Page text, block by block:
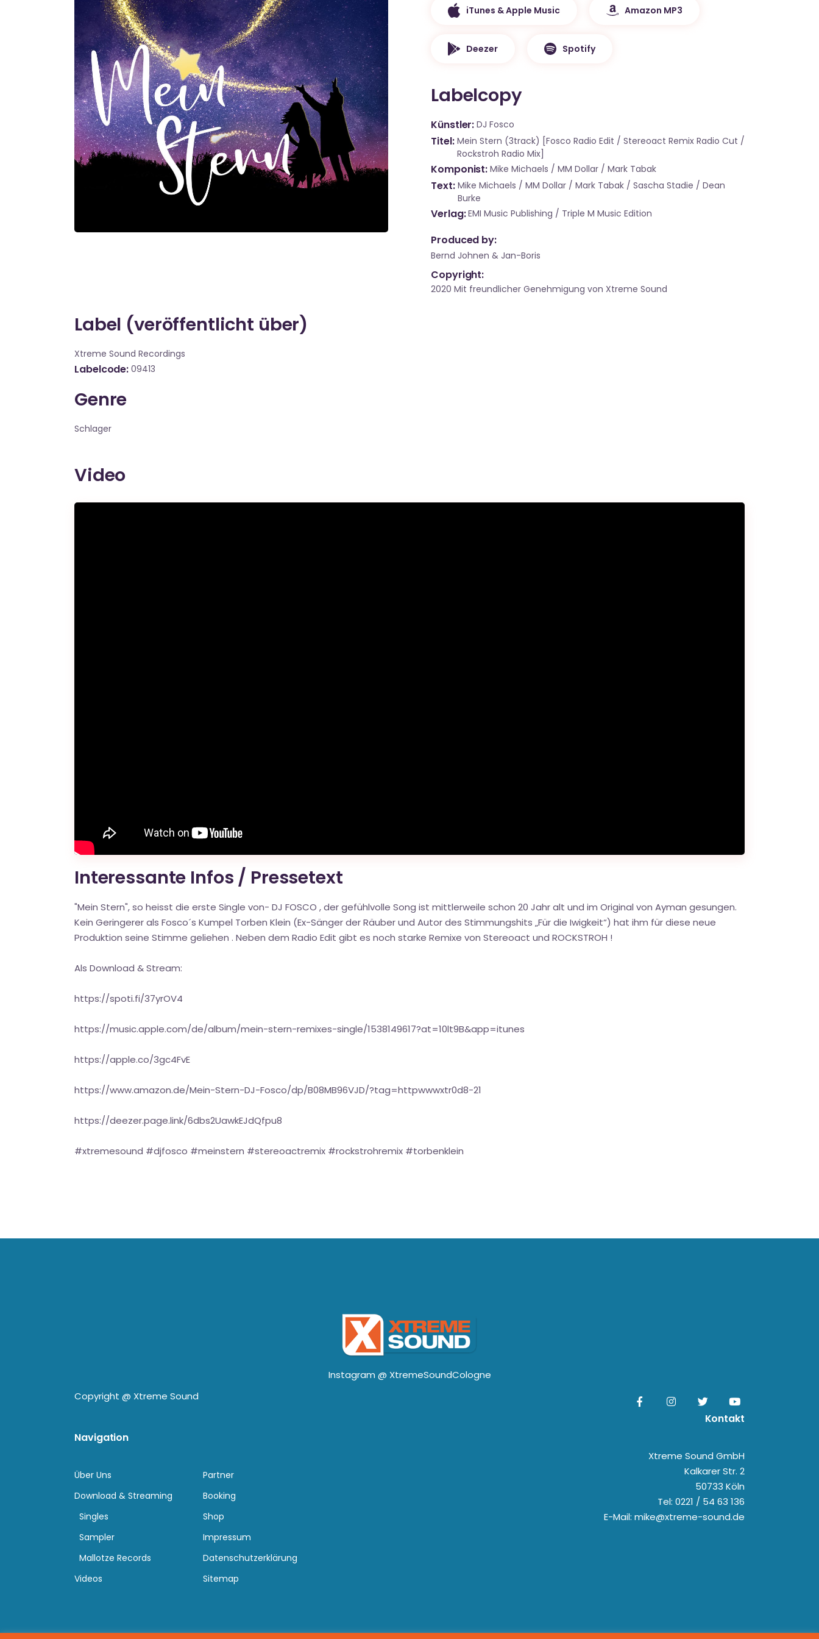
iTunes & Apple Music Amazon MP3
Deezer Spotify
Labelcopy
Künstler DJ Fosco
Titel Mein Stern (3track) [Fosco Radio Edit / Stereoact Remix Radio Cut /
Rockstroh Radio Mix]
Komponist Mike Michaels / MM Dollar / Mark Tabak
Text Mike Michaels / MM Dollar / Mark Tabak / Sascha Stadie / Dean
Burke
Verlag EMI Music Publishing / Triple M Music Edition
Produced by:
Bernd Johnen & Jan-Boris
Copyright:
2020 Mit freundlicher Genehmigung von Xtreme Sound
Label (veröffentlicht über)
Xtreme Sound Recordings
Labelcode 09413
Genre
Schlager
Video
Interessante Infos / Pressetext
"Mein Stern", so heisst die erste Single von- DJ FOSCO , der gefühlvolle Song ist mittlerweile schon 20 Jahr alt und im Original von Ayman gesungen.
Kein Geringerer als Fosco´s Kumpel Torben Klein (Ex-Sänger der Räuber und Autor des Stimmungshits „Für die Iwigkeit“) hat ihm für diese neue
Produktion seine Stimme geliehen . Neben dem Radio Edit gibt es noch starke Remixe von Stereoact und ROCKSTROH !
Als Download & Stream:
https://spoti.fi/37yrOV4
https://music.apple.com/de/album/mein-stern-remixes-single/1538149617?at=10lt9B&app=itunes
https://apple.co/3gc4FvE
https://www.amazon.de/Mein-Stern-DJ-Fosco/dp/B08MB96VJD/?tag=httpwwwxtr0d8-21
https://deezer.page.link/6dbs2UawkEJdQfpu8
#xtremesound #djfosco #meinstern #stereoactremix #rockstrohremix #torbenklein
Instagram @ XtremeSoundCologne
Copyright @ Xtreme Sound
Navigation
Über Uns
Download & Streaming
Singles
Sampler
Mallotze Records
Videos
Partner
Booking
Shop
Impressum
Datenschutzerklärung
Sitemap
Kontakt
Xtreme Sound GmbH
Kalkarer Str. 2
50733 Köln
Tel: 0221 / 54 63 136
E-Mail: mike@xtreme-sound.de